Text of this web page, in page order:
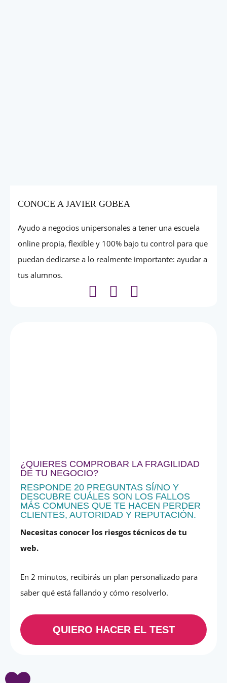
CONOCE A JAVIER GOBEA
Ayudo a negocios unipersonales a tener una escuela
online propia, flexible y 100% bajo tu control para que
puedan dedicarse a lo realmente importante: ayudar a
tus alumnos.
¿QUIERES COMPROBAR LA FRAGILIDAD
DE TU NEGOCIO?
RESPONDE 20 PREGUNTAS SÍ/NO Y
DESCUBRE CUÁLES SON LOS FALLOS
MÁS COMUNES QUE TE HACEN PERDER
CLIENTES, AUTORIDAD Y REPUTACIÓN.
Necesitas conocer los riesgos técnicos de tu
web.
En 2 minutos, recibirás un plan personalizado para
saber qué está fallando y cómo resolverlo.
QUIERO HACER EL TEST